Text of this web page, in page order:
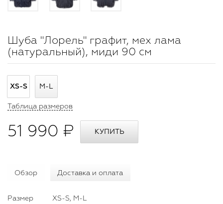
Шуба "Лорель" графит, мех лама
(натуральный), миди 90 см
XS-S M-L
Таблица размеров
51 990 ₽
Обзор Доставка и оплата
Размер XS-S, M-L